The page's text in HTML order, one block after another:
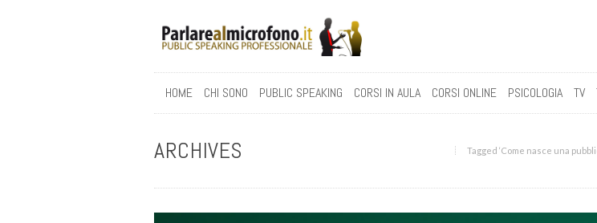
HOME CHI SONO PUBLIC SPEAKING CORSI IN AULA CORSI ONLINE PSICOLOGIA TV
ARCHIVES Tagged ‘Come nasce una